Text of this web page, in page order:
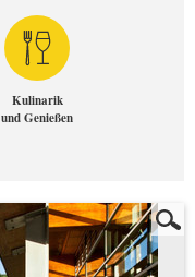
Kulinarik
und Genießen